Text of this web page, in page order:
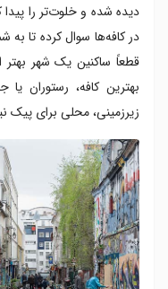
دیده شده و خلوت‌تر را پیدا
در کافه‌ها سوال کرده تا به
قطعاً ساکنین یک شهر بهتر
بهترین کافه، رستوران
زیرزمینی، محلی برای پیک